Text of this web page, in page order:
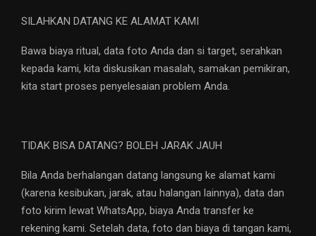
SILAHKAN DATANG KE ALAMAT KAMI
Bawa biaya ritual, data foto Anda dan si target, serahkan
kepada kami, kita diskusikan masalah, samakan pemikiran,
kita start proses penyelesaian problem Anda.
TIDAK BISA DATANG? BOLEH JARAK JAUH
Bila Anda berhalangan datang langsung ke alamat kami
(karena kesibukan, jarak, atau halangan lainnya), data dan
foto kirim lewat WhatsApp, biaya Anda transfer ke
rekening kami. Setelah data, foto dan biaya di tangan kami,